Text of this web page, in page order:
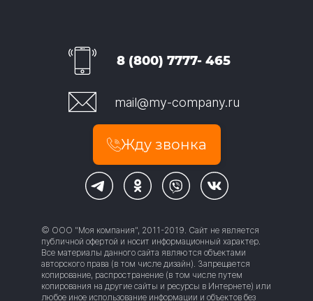
8 (800) 7777- 465
mail@my-company.ru
Жду звонка
© ООО "Моя компания", 2011-2019. Сайт не является
публичной офертой и носит информационный характер.
Все материалы данного сайта являются объектами
авторского права (в том числе дизайн). Запрещается
копирование, распространение (в том числе путем
копирования на другие сайты и ресурсы в Интернете) или
любое иное использование информации и объектов без